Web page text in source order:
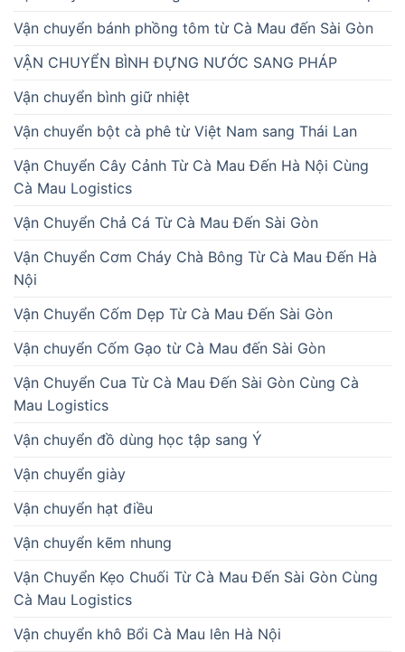
Vận chuyển bánh phồng tôm từ Cà Mau đến Sài Gòn
VẬN CHUYỂN BÌNH ĐỰNG NƯỚC SANG PHÁP
Vận chuyển bình giữ nhiệt
Vận chuyển bột cà phê từ Việt Nam sang Thái Lan
Vận Chuyển Cây Cảnh Từ Cà Mau Đến Hà Nội Cùng
Cà Mau Logistics
Vận Chuyển Chả Cá Từ Cà Mau Đến Sài Gòn
Vận Chuyển Cơm Cháy Chà Bông Từ Cà Mau Đến Hà
Nội
Vận Chuyển Cốm Dẹp Từ Cà Mau Đến Sài Gòn
Vận chuyển Cốm Gạo từ Cà Mau đến Sài Gòn
Vận Chuyển Cua Từ Cà Mau Đến Sài Gòn Cùng Cà
Mau Logistics
Vận chuyển đồ dùng học tập sang Ý
Vận chuyển giày
Vận chuyển hạt điều
Vận chuyển kẽm nhung
Vận Chuyển Kẹo Chuối Từ Cà Mau Đến Sài Gòn Cùng
Cà Mau Logistics
Vận chuyển khô Bổi Cà Mau lên Hà Nội